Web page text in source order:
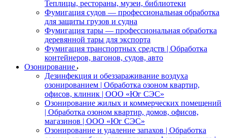
Теплицы, рестораны, музеи, библиотеки
Фумигация судов — профессиональная обработка
для защиты грузов и судна
Фумигация тары — профессиональная обработка
деревянной тары для экспорта
Фумигация транспортных средств | Обработка
контейнеров, вагонов, судов, авто
Озонирование
Дезинфекция и обеззараживание воздуха
озонированием | Обработка озоном квартир,
офисов, клиник | ООО «Юг СЭС»
Озонирование жилых и коммерческих помещений
| Обработка озоном квартир, домов, офисов,
магазинов | ООО «Юг СЭС»
Озонирование и удаление запахов | Обработка